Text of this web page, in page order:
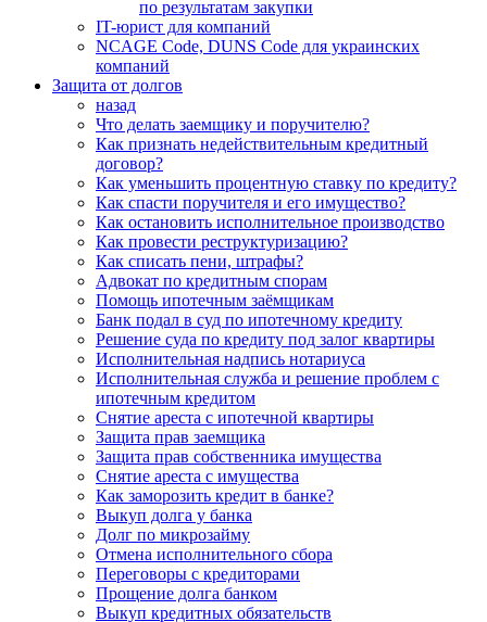
по результатам закупки
IT-юрист для компаний
NCAGE Code, DUNS Code для украинских
компаний
Защита от долгов
назад
Что делать заемщику и поручителю?
Как признать недействительным кредитный
договор?
Как уменьшить процентную ставку по кредиту?
Как спасти поручителя и его имущество?
Как остановить исполнительное производство
Как провести реструктуризацию?
Как списать пени, штрафы?
Адвокат по кредитным спорам
Помощь ипотечным заёмщикам
Банк подал в суд по ипотечному кредиту
Решение суда по кредиту под залог квартиры
Исполнительная надпись нотариуса
Исполнительная служба и решение проблем с
ипотечным кредитом
Снятие ареста с ипотечной квартиры
Защита прав заемщика
Защита прав собственника имущества
Снятие ареста с имущества
Как заморозить кредит в банке?
Выкуп долга у банка
Долг по микрозайму
Отмена исполнительного сбора
Переговоры с кредиторами
Прощение долга банком
Выкуп кредитных обязательств